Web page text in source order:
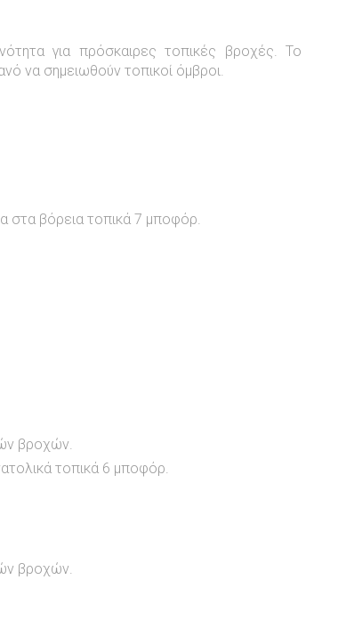
για πρόσκαιρες τοπικές βροχές. Το
να σημειωθούν τοπικοί όμβροι.
στα βόρεια τοπικά 7 μποφόρ.
βροχών.
τοπικά 6 μποφόρ.
βροχών.